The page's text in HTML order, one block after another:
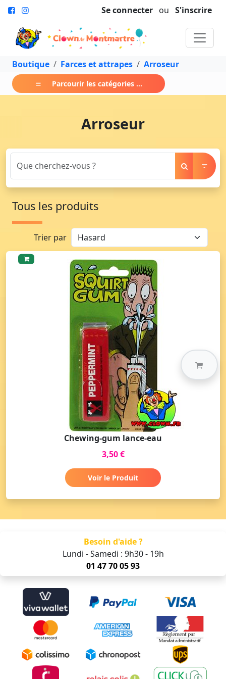
Se connecter ou S'inscrire
Boutique Farces et attrapes Arroseur
Parcourir les catégories ...
Arroseur
Tous les produits
Trier par
Chewing-gum lance-eau
3,50 €
Voir le Produit
Besoin d'aide ?
Lundi - Samedi : 9h30 - 19h
01 47 70 05 93